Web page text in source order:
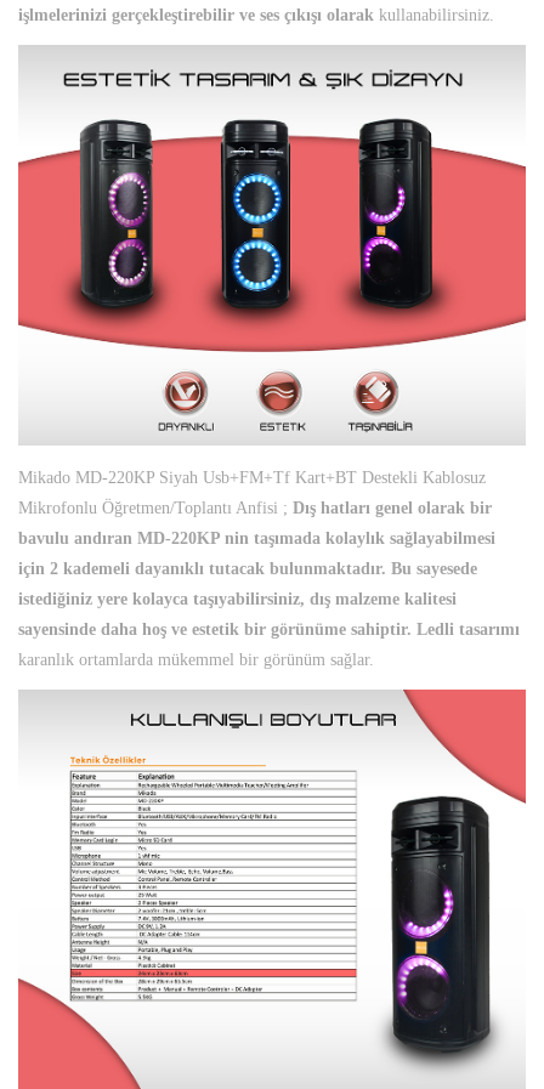
işlmelerinizi gerçekleştirebilir ve ses çıkışı olarak kullanabilirsiniz.
Mikado MD-220KP Siyah Usb+FM+Tf Kart+BT Destekli Kablosuz
Mikrofonlu Öğretmen/Toplantı Anfisi ; Dış hatları genel olarak bir
bavulu andıran MD-220KP nin taşımada kolaylık sağlayabilmesi
için 2 kademeli dayanıklı tutacak bulunmaktadır. Bu sayesede
istediğiniz yere kolayca taşıyabilirsiniz, dış malzeme kalitesi
sayensinde daha hoş ve estetik bir görünüme sahiptir. Ledli tasarımı
karanlık ortamlarda mükemmel bir görünüm sağlar.